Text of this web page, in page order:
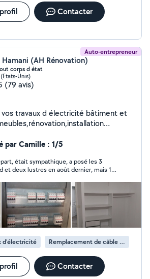
Contacter
Auto-entrepreneur
(AH Rénovation)
corps d état
Unis)
(79 avis)
travaux d électricité bâtiment et
et tout travaux de bricolage n
merci
par Camille : 1/5
était sympathique, a posé les 3
et deux lustres en août dernier, mais 1
a été mal serré au montagne et qui
de tout l'été soit disant on est le 25
coup. Il me dit que c'est pas à cause
servi que fin août l'année dernière). Je
à quelqu'un d'autre sinon quel intérêt
au plafond. J'aurais payé le
voulu du tout venir.... trop occupé
d’électricité Remplacement de câble électrique
Contacter